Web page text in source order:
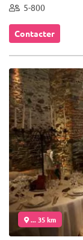
5-800
Contacter
... 35 km